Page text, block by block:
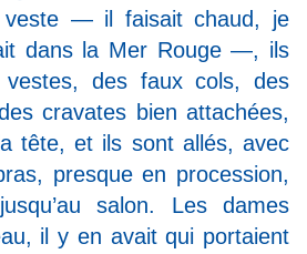
veste — il faisait chaud, je
dans la Mer Rouge —, ils
des faux cols, des
cravates bien attachées,
tête, et ils sont allés, avec
presque en procession,
salon. Les dames
il y en avait qui portaient